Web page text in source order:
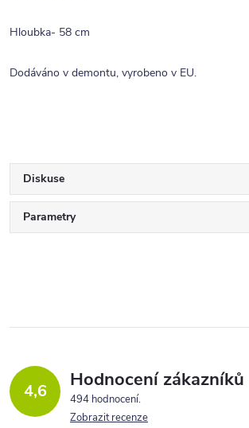
Hloubka- 58 cm
Dodáváno v demontu, vyrobeno v EU.
Diskuse
Parametry
4,6 Hodnocení zákazníků
494 hodnocení
Zobrazit recenze